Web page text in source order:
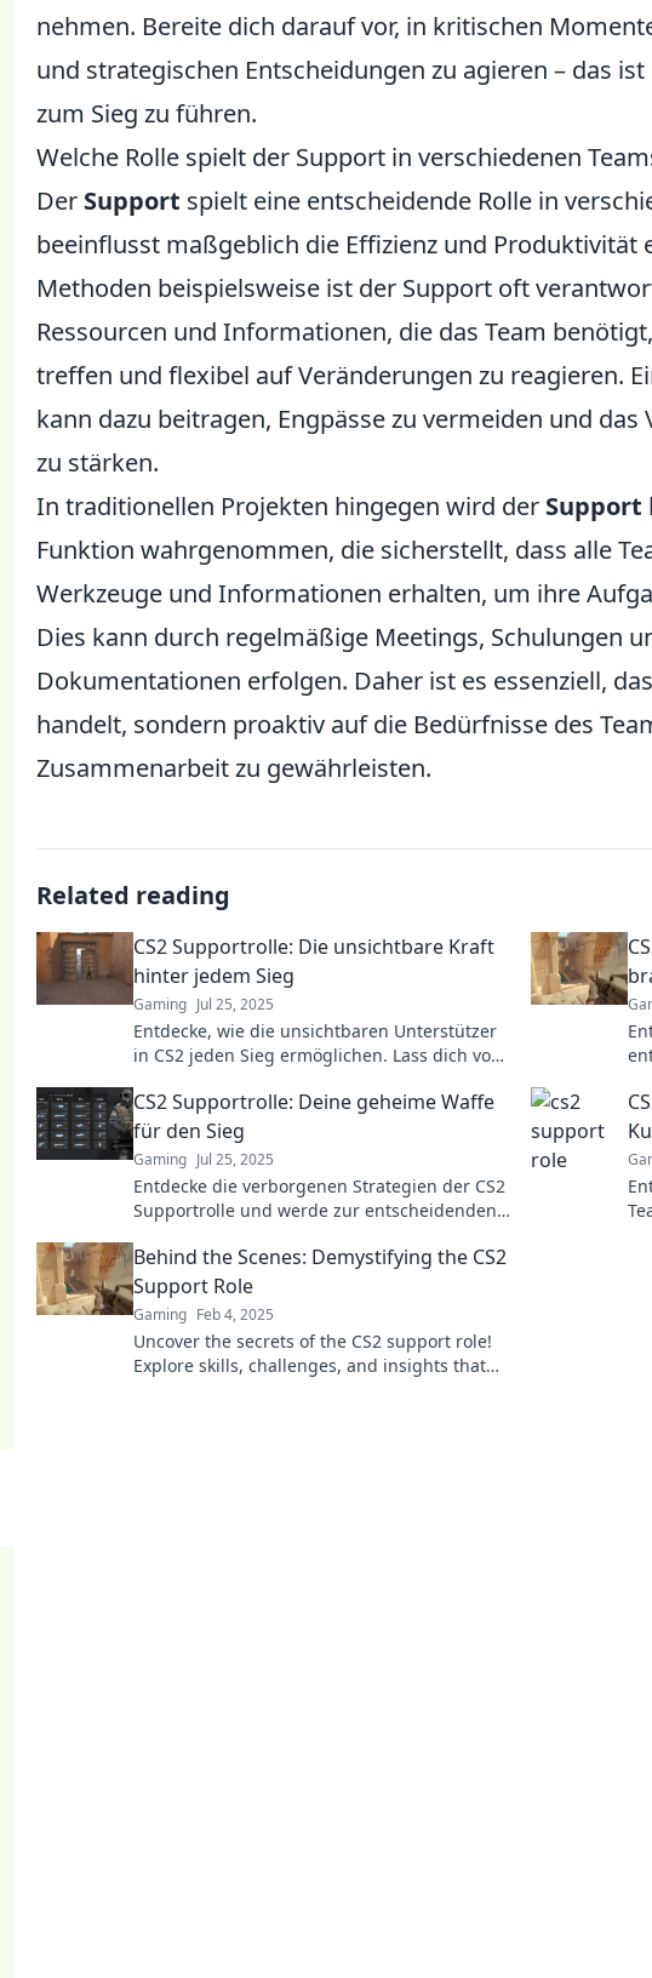
nehmen. Bereite dich darauf vor, in kritischen
und strategischen Entscheidungen zu agieren – das
zum Sieg zu führen.
Welche Rolle spielt der Support in verschiedenen
Der Support spielt eine entscheidende Rolle in
beeinflusst maßgeblich die Effizienz und Produktivität
Methoden beispielsweise ist der Support oft
Ressourcen und Informationen, die das Team
treffen und flexibel auf Veränderungen zu reagieren.
kann dazu beitragen, Engpässe zu vermeiden und
zu stärken.
In traditionellen Projekten hingegen wird der Support
Funktion wahrgenommen, die sicherstellt, dass alle
Werkzeuge und Informationen erhalten, um ihre
Dies kann durch regelmäßige Meetings, Schulungen
Dokumentationen erfolgen. Daher ist es essenziell,
handelt, sondern proaktiv auf die Bedürfnisse des
Zusammenarbeit zu gewährleisten.
Related reading
CS2 Supportrolle: Die unsichtbare Kraft
hinter jedem Sieg
Gaming Jul 25, 2025
Entdecke, wie die unsichtbaren Unterstützer
in CS2 jeden Sieg ermöglichen. Lass dich von
CS2 Supportrolle: Deine geheime Waffe
für den Sieg
Gaming Jul 25, 2025
Entdecke die verborgenen Strategien der CS2
Supportrolle und werde zur entscheidenden
Behind the Scenes: Demystifying the CS2
Support Role
Gaming Feb 4, 2025
Uncover the secrets of the CS2 support role!
Explore skills, challenges, and insights that